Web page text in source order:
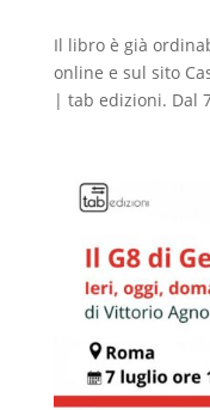
Il libro è già
online e sul sito
| tab edizioni. Dal